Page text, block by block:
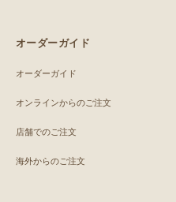
オーダーガイド
オーダーガイド
オンラインからのご注文
店舗でのご注文
海外からのご注文